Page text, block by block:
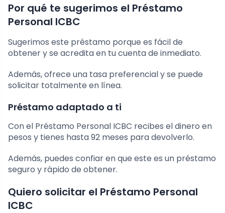
Por qué te sugerimos el Préstamo
Personal ICBC
Sugerimos este préstamo porque es fácil de
obtener y se acredita en tu cuenta de inmediato.
Además, ofrece una tasa preferencial y se puede
solicitar totalmente en línea.
Préstamo adaptado a ti
Con el Préstamo Personal ICBC recibes el dinero en
pesos y tienes hasta 92 meses para devolverlo.
Además, puedes confiar en que este es un préstamo
seguro y rápido de obtener.
Quiero solicitar el Préstamo Personal
ICBC